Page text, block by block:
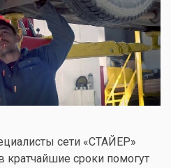
сети «СТАЙЕР»
кратчайшие сроки помогут